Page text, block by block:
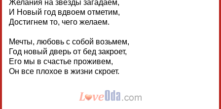
Желания на звезды загадаем,
И Новый год вдвоем отметим,
Достигнем то, чего желаем.
Мечты, любовь с собой возьмем,
Год новый дверь от бед закроет,
Его мы в счастье проживем,
Он все плохое в жизни скроет.